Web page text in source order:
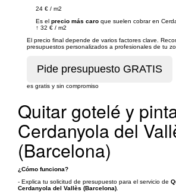
24 € / m2
Es el precio más caro que suelen cobrar en
↑ 32 € / m2
El precio final depende de varios factores clave.
presupuestos personalizados a profesionales de tu
es gratis y sin compromiso
Quitar gotelé y
Cerdanyola del
(Barcelona)
¿Cómo funciona?
- Explica tu solicitud de presupuesto para el servicio de
Cerdanyola del Vallès (Barcelona)